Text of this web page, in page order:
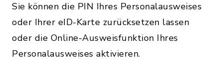
Sie können die PIN Ihres Personalausweises
oder Ihrer eID-Karte zurücksetzen lassen
oder die Online-Ausweisfunktion Ihres
Personalausweises aktivieren.